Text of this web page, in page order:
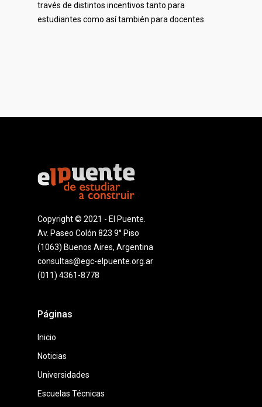
través de distintos incentivos tanto para
estudiantes como así también para docentes.
Copyright © 2021 - El Puente.
Av. Paseo Colón 823 9° Piso
(1063) Buenos Aires, Argentina
consultas@egc-elpuente.org.ar
(011) 4361-8778
Páginas
Inicio
Noticias
Universidades
Escuelas Técnicas